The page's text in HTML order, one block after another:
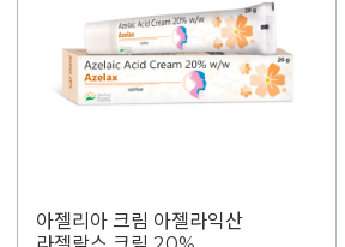
아젤리아 크림 아젤라익산